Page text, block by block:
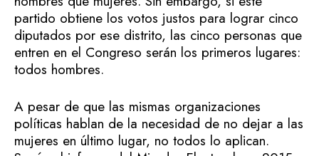
partido obtiene los votos justos para lograr cinco
diputados por ese distrito, las cinco personas que
entren en el Congreso serán los primeros lugares:
todos hombres.
A pesar de que las mismas organizaciones
políticas hablan de la necesidad de no dejar a las
mujeres en último lugar, no todos lo aplican.